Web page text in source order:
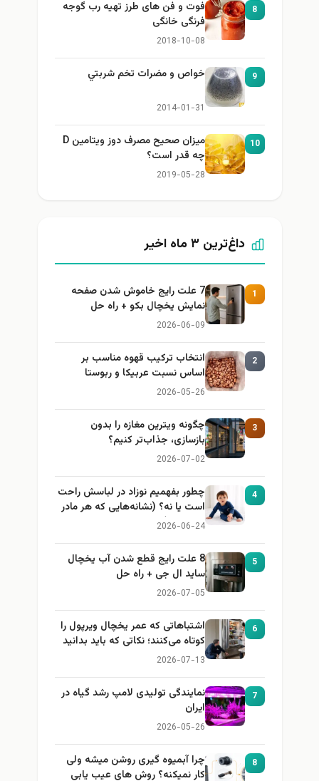
8
فوت و فن های طرز تهیه رب گوجه
فرنگی خانگی
2018-10-08
9 خواص و مضرات تخم شربتي
2014-01-31
10
میزان صحیح مصرف دوز ویتامین D
چه قدر است؟
2019-05-28
داغ‌ترین ۳ ماه اخیر
1
7 علت رایج خاموش شدن صفحه
نمایش یخچال بکو + راه حل
2026-06-09
2
انتخاب ترکیب قهوه مناسب بر
اساس نسبت عربیکا و ربوستا
2026-05-26
3
چگونه ویترین مغازه را بدون
بازسازی، جذاب‌تر کنیم؟
2026-07-02
4
چطور بفهمیم نوزاد در لباسش راحت
است یا نه؟ (نشانه‌هایی که هر مادر
باید بداند)
2026-06-24
5
8 علت رایج قطع شدن آب یخچال
ساید ال جی + راه حل
2026-07-05
6
اشتباهاتی که عمر یخچال ویرپول را
کوتاه می‌کنند؛ نکاتی که باید بدانید
2026-07-13
7
نمایندگی تولیدی لامپ رشد گیاه در
ایران
2026-05-26
8
چرا آبمیوه گیری روشن میشه ولی
کار نمیکنه؟ روش های عیب یابی